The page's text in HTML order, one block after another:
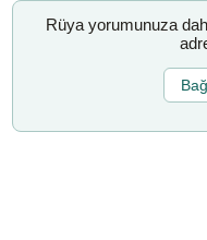
Rüya yorumunuza